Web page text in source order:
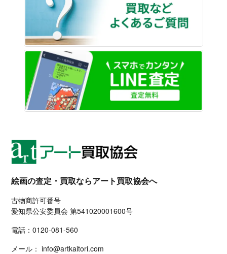
絵画の査定・買取ならアート買取協会へ
古物商許可番号
愛知県公安委員会 第541020001600号
電話：0120-081-560
メール： info@artkaitori.com